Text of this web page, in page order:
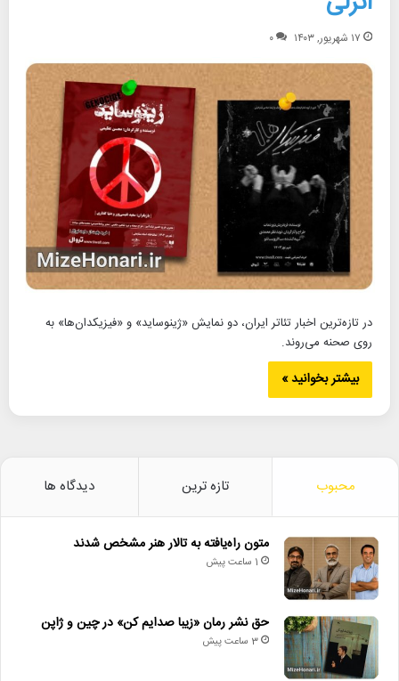
۱۷ شهریور, ۱۴۰۳ ۰
در تازه‌ترین اخبار تئاتر ایران، دو نمایش‌ «ژینوساید» و «فیزیکدان‌ها» به
روی صحنه می‌روند.
بیشتر بخوانید »
محبوب تازه ترین دیدگاه ها
متون راه‌یافته به تالار هنر مشخص شدند
1 ساعت پیش
حق نشر رمان «زیبا صدایم کن» در چین و ژاپن
3 ساعت پیش